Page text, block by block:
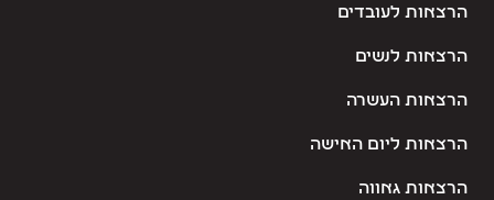
הרצאות לעובדים
הרצאות לנשים
הרצאות העשרה
הרצאות ליום האישה
הרצאות גאווה